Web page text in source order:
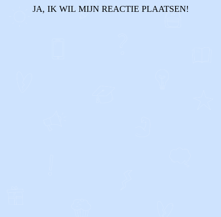
JA, IK WIL MIJN REACTIE PLAATSEN!